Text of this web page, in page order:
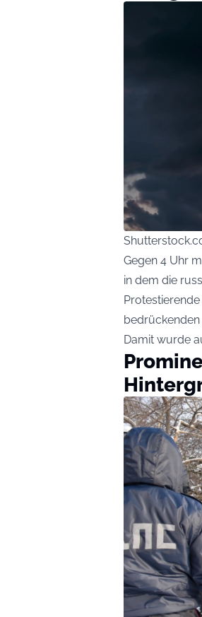
Gegen 4 Uhr
in dem die
bedrückenden
Damit wurde